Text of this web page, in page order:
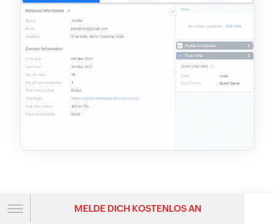
MELDE DICH KOSTENLOS AN